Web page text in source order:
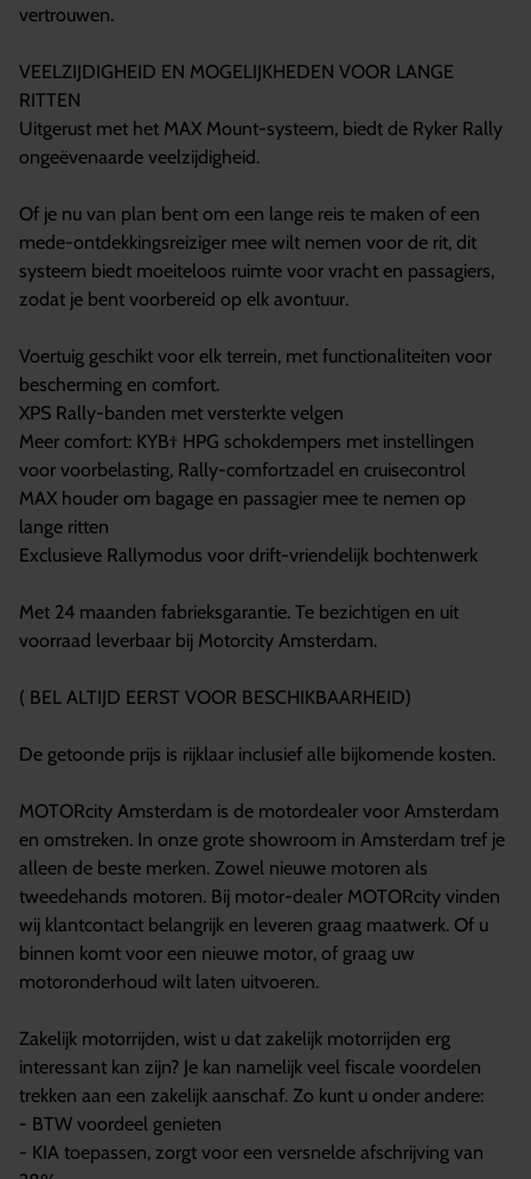
vertrouwen.
VEELZIJDIGHEID EN MOGELIJKHEDEN VOOR LANGE
RITTEN
Uitgerust met het MAX Mount-systeem, biedt de Ryker Rally
ongeëvenaarde veelzijdigheid.
Of je nu van plan bent om een lange reis te maken of een
mede-ontdekkingsreiziger mee wilt nemen voor de rit, dit
systeem biedt moeiteloos ruimte voor vracht en passagiers,
zodat je bent voorbereid op elk avontuur.
Voertuig geschikt voor elk terrein, met functionaliteiten voor
bescherming en comfort.
XPS Rally-banden met versterkte velgen
Meer comfort: KYB† HPG schokdempers met instellingen
voor voorbelasting, Rally-comfortzadel en cruisecontrol
MAX houder om bagage en passagier mee te nemen op
lange ritten
Exclusieve Rallymodus voor drift-vriendelijk bochtenwerk
Met 24 maanden fabrieksgarantie. Te bezichtigen en uit
voorraad leverbaar bij Motorcity Amsterdam.
( BEL ALTIJD EERST VOOR BESCHIKBAARHEID)
De getoonde prijs is rijklaar inclusief alle bijkomende kosten.
MOTORcity Amsterdam is de motordealer voor Amsterdam
en omstreken. In onze grote showroom in Amsterdam tref je
alleen de beste merken. Zowel nieuwe motoren als
tweedehands motoren. Bij motor-dealer MOTORcity vinden
wij klantcontact belangrijk en leveren graag maatwerk. Of u
binnen komt voor een nieuwe motor, of graag uw
motoronderhoud wilt laten uitvoeren.
Zakelijk motorrijden, wist u dat zakelijk motorrijden erg
interessant kan zijn? Je kan namelijk veel fiscale voordelen
trekken aan een zakelijk aanschaf. Zo kunt u onder andere:
- BTW voordeel genieten
- KIA toepassen, zorgt voor een versnelde afschrijving van